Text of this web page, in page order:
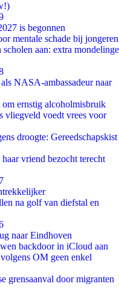
is begonnen
mentale schade bij jongeren
aan: extra mondelinge
NASA-ambassadeur naar
ernstig alcoholmisbruik
vliegveld voedt vrees voor
droogte: Gereedschapskist
vriend bezocht terecht
na golf van diefstal en
naar Eindhoven
backdoor in iCloud aan
OM geen enkel
grensaanval door migranten